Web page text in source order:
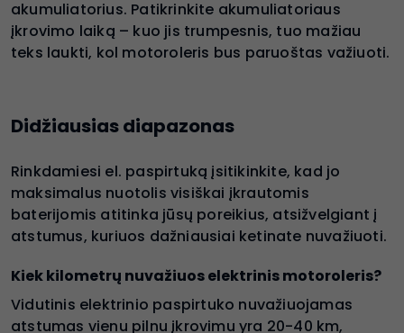
akumuliatorius. Patikrinkite akumuliatoriaus
įkrovimo laiką – kuo jis trumpesnis, tuo mažiau
teks laukti, kol motoroleris bus paruoštas važiuoti.
Didžiausias diapazonas
Rinkdamiesi el. paspirtuką įsitikinkite, kad jo
maksimalus nuotolis visiškai įkrautomis
baterijomis atitinka jūsų poreikius, atsižvelgiant į
atstumus, kuriuos dažniausiai ketinate nuvažiuoti.
Kiek kilometrų nuvažiuos elektrinis motoroleris?
Vidutinis elektrinio paspirtuko nuvažiuojamas
atstumas vienu pilnu įkrovimu yra 20-40 km,